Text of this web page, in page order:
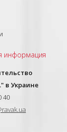
информация
в Украине
40